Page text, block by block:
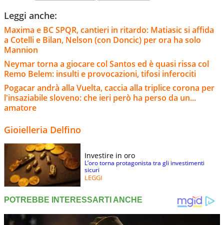
Leggi anche:
Maxima e BC SPQR, cantieri in ritardo: Matiasic si affida
a Cotelli e Bilan, Nelson (con Doncic) per ora ha solo
Mannion
Neymar torna a giocare col Santos ed è quasi rissa col
Remo Belem: insulti e provocazioni, tifosi inferociti
Pogacar andrà alla Vuelta, caccia alla triplice corona per
l'insaziabile sloveno: che ieri però ha perso da un...
amatore
Gioielleria Delfino
Investire in oro
L’oro torna protagonista tra gli investimenti
sicuri
LEGGI